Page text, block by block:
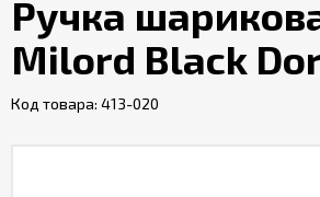
Обзоры
ручек
Контакты
Ручка
Milord Black
Код товара: 413-020